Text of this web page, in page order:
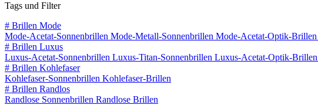
Tags und Filter
# Brillen Mode
Mode-Acetat-Sonnenbrillen Mode-Metall-Sonnenbrillen Mode-Acetat-Optik-Brillen
# Brillen Luxus
Luxus-Acetat-Sonnenbrillen Luxus-Titan-Sonnenbrillen Luxus-Acetat-Optik-Brillen
# Brillen Kohlefaser
Kohlefaser-Sonnenbrillen Kohlefaser-Brillen
# Brillen Randlos
Randlose Sonnenbrillen Randlose Brillen